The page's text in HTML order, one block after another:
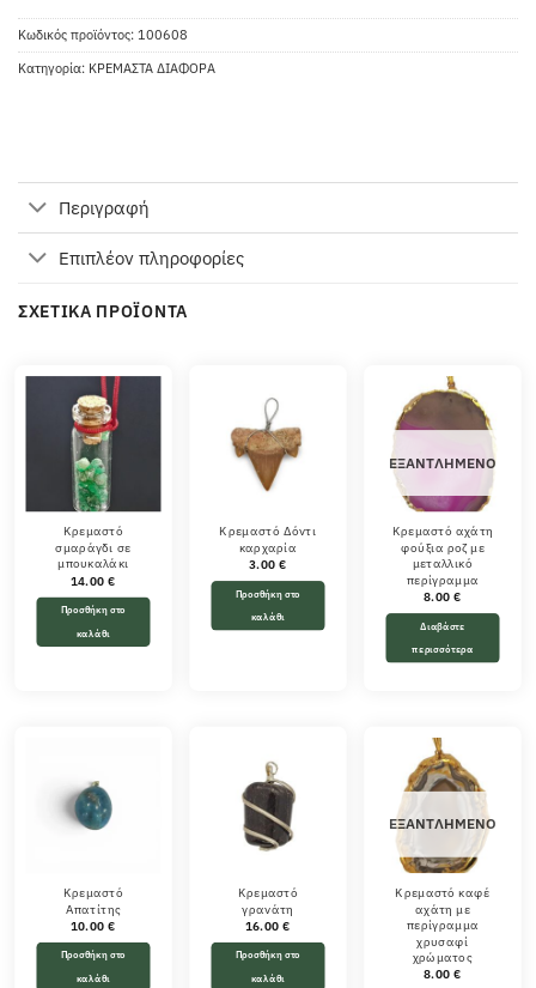
Κωδικός προϊόντος: 100608
Κατηγορία: ΚΡΕΜΑΣΤΑ ΔΙΑΦΟΡΑ
Περιγραφή
Επιπλέον πληροφορίες
ΣΧΕΤΙΚΆ ΠΡΟΪΌΝΤΑ
Κρεμαστό
σμαράγδι σε
μπουκαλάκι
14.00€
Προσθήκη στο
καλάθι
Κρεμαστό Δόντι
καρχαρία
3.00 €
Προσθήκη στο
καλάθι
ΕΞΑΝΤΛΗΜΈΝΟ
Κρεμαστό αχάτη
φούξια ροζ με
μεταλλικό
περίγραμμα
8.00 €
Διαβάστε
περισσότερα
Κρεμαστό
Απατίτης
10.00€
Προσθήκη στο
καλάθι
Κρεμαστό
γρανάτη
16.00€
Προσθήκη στο
καλάθι
ΕΞΑΝΤΛΗΜΈΝΟ
Κρεμαστό καφέ
αχάτη με
περίγραμμα
χρυσαφί
χρώματος
8.00 €